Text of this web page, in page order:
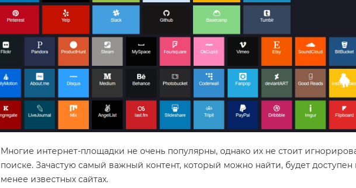
Многие интернет-площадки не очень популярны, однако их не стоит
поиске. Зачастую самый важный контент, который можно найти, будет доступен
менее известных сайтах.